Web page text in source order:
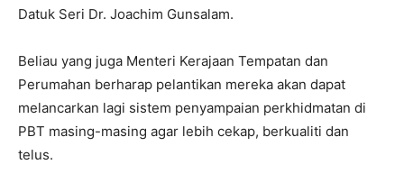
Datuk Seri Dr. Joachim Gunsalam.
Beliau yang juga Menteri Kerajaan Tempatan dan
Perumahan berharap pelantikan mereka akan dapat
melancarkan lagi sistem penyampaian perkhidmatan di
PBT masing-masing agar lebih cekap, berkualiti dan
telus.